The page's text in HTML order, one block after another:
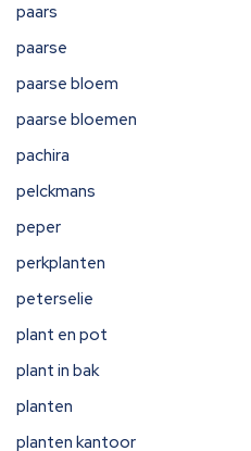
paars
paarse
paarse bloem
paarse bloemen
pachira
pelckmans
peper
perkplanten
peterselie
plant en pot
plant in bak
planten
planten kantoor